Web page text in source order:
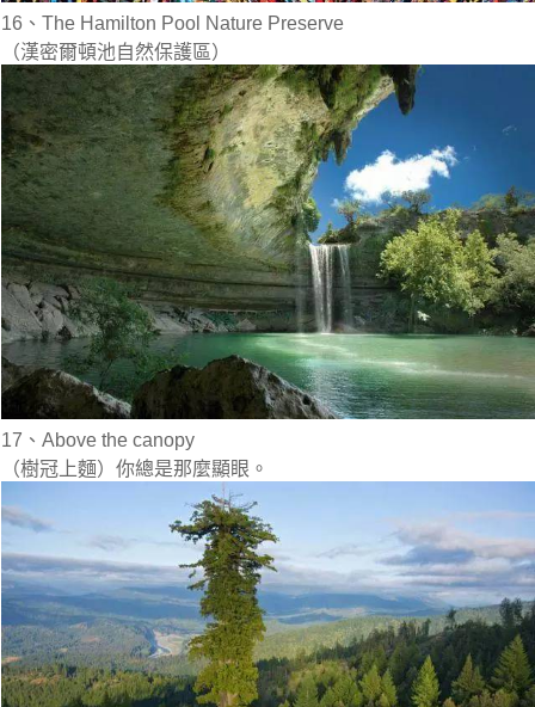
16、The Hamilton Pool Nature Preserve
（漢密爾頓池自然保護區）
17、Above the canopy
（樹冠上麵）你總是那麼顯眼。